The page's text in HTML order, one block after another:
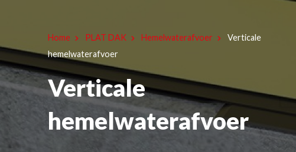
Home PLAT DAK Hemelwaterafvoer
Verticale
hemelwaterafvoer
Verticale
hemelwaterafvoer